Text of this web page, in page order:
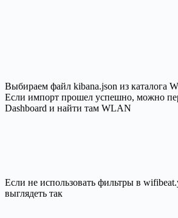
Выбираем файл kibana.json из каталога
Если импорт прошел успешно, можно
Dashboard и найти там WLAN
Если не использовать фильтры в
выглядеть так